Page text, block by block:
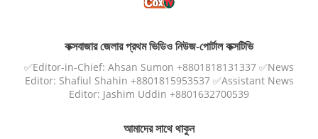
কক্সবাজার জেলার প্রথম ভিডিও নিউজ-পোর্টাল কক্সটিভি
✅Editor-in-Chief: Ahsan Sumon +8801818131337 ✅News
Editor: Shafiul Shahin +8801815953537 ✅Assistant News
Editor: Jashim Uddin +8801632700539
আমাদের সাথে থাকুন